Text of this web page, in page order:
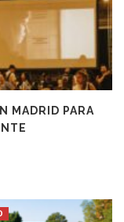
MADRID PARA